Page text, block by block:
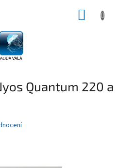
Quantum 220 a